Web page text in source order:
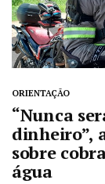
ORIENTAÇÃO
“Nunca
dinheiro”,
sobre
água